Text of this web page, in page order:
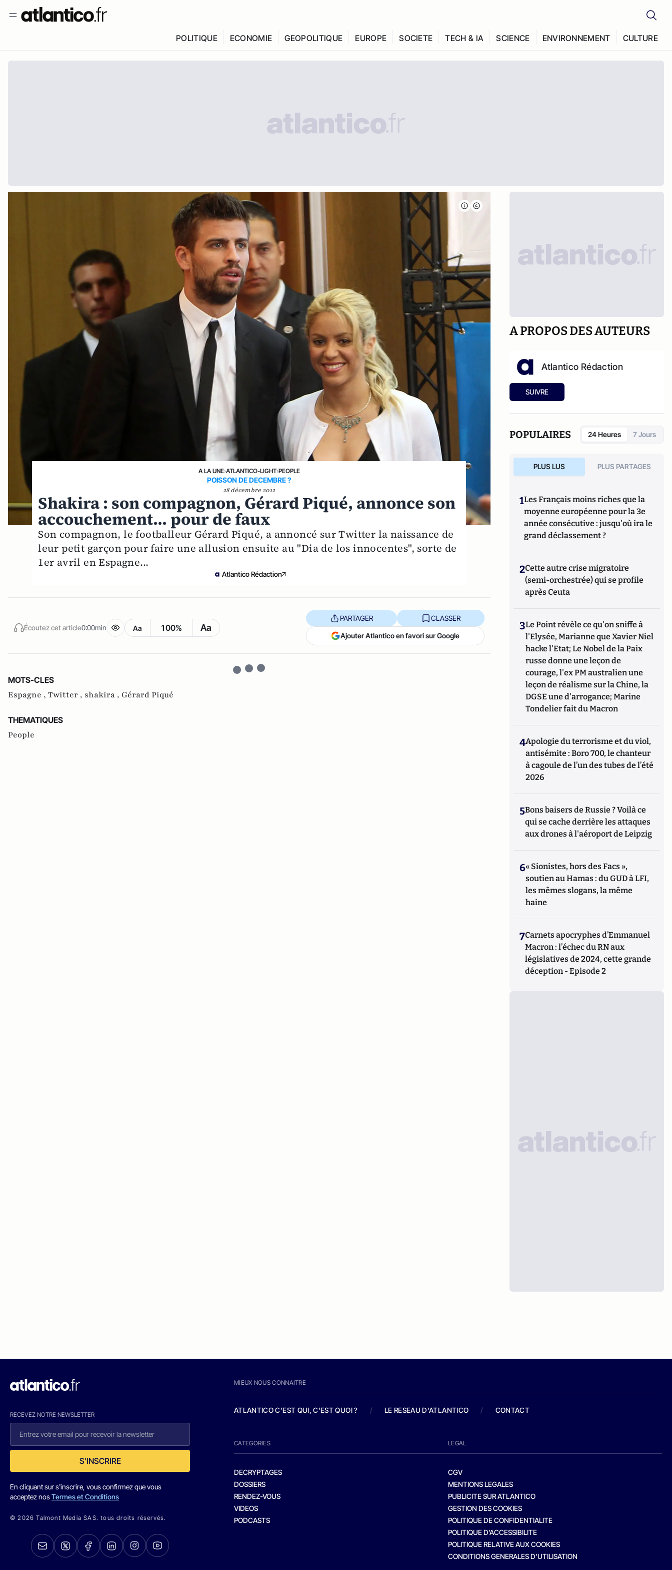
POLITIQUE ECONOMIE GEOPOLITIQUE EUROPE SOCIETE TECH & IA SCIENCE ENVIRONNEMENT CULTURE
A LA UNE›ATLANTICO-LIGHT›PEOPLE
POISSON DE DECEMBRE ?
28 décembre 2012
Shakira : son compagnon, Gérard Piqué, annonce son
accouchement... pour de faux
Son compagnon, le footballeur Gérard Piqué, a annoncé sur Twitter la naissance de
leur petit garçon pour faire une allusion ensuite au "Dia de los innocentes", sorte de
1er avril en Espagne...
Atlantico Rédaction
Écoutez cet article0:00min Aa 100% Aa
PARTAGER CLASSER
Ajouter Atlantico en favori sur Google
MOTS-CLES
Espagne , Twitter , shakira , Gérard Piqué
THEMATIQUES
People
A PROPOS DES AUTEURS
Atlantico Rédaction
SUIVRE
POPULAIRES 24 Heures 7 Jours
PLUS LUS PLUS PARTAGES
1Les Français moins riches que la
moyenne européenne pour la 3e
année consécutive : jusqu'où ira le
grand déclassement ?
2Cette autre crise migratoire
(semi-orchestrée) qui se profile
après Ceuta
3Le Point révèle ce qu'on sniffe à
l'Elysée, Marianne que Xavier Niel
hacke l'Etat; Le Nobel de la Paix
russe donne une leçon de
courage, l'ex PM australien une
leçon de réalisme sur la Chine, la
DGSE une d'arrogance; Marine
Tondelier fait du Macron
4Apologie du terrorisme et du viol,
antisémite : Boro 700, le chanteur
à cagoule de l’un des tubes de l’été
2026
5Bons baisers de Russie ? Voilà ce
qui se cache derrière les attaques
aux drones à l'aéroport de Leipzig
6« Sionistes, hors des Facs »,
soutien au Hamas : du GUD à LFI,
les mêmes slogans, la même
haine
7Carnets apocryphes d’Emmanuel
Macron : l’échec du RN aux
législatives de 2024, cette grande
déception - Episode 2
RECEVEZ NOTRE NEWSLETTER
S'INSCRIRE
En cliquant sur s'inscrire, vous confirmez que vous
acceptez nosTermes et Conditions
© 2026 Talmont Media SAS. tous droits réservés.
MIEUX NOUS CONNAITRE
ATLANTICO C'EST QUI, C'EST QUOI ? / LE RESEAU D'ATLANTICO / CONTACT
CATEGORIES
DECRYPTAGES
DOSSIERS
RENDEZ-VOUS
VIDEOS
PODCASTS
LEGAL
CGV
MENTIONS LEGALES
PUBLICITE SUR ATLANTICO
GESTION DES COOKIES
POLITIQUE DE CONFIDENTIALITE
POLITIQUE D’ACCESSIBILITE
POLITIQUE RELATIVE AUX COOKIES
CONDITIONS GENERALES D’UTILISATION